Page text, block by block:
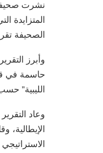
نشرت صحيفة
المتزايدة
الصحيفة
وأبرز
حاسمة في
الليبية”
وعاد